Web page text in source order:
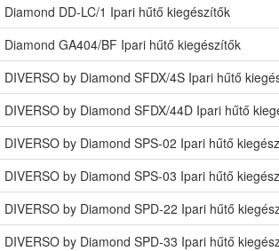
Diamond DD-LC/1 Ipari hűtő kiegészítők
Diamond GA404/BF Ipari hűtő kiegészítők
DIVERSO by Diamond SFDX/4S Ipari hűtő
DIVERSO by Diamond SFDX/44D Ipari hűtő
DIVERSO by Diamond SPS-02 Ipari hűtő
DIVERSO by Diamond SPS-03 Ipari hűtő
DIVERSO by Diamond SPD-22 Ipari hűtő
DIVERSO by Diamond SPD-33 Ipari hűtő